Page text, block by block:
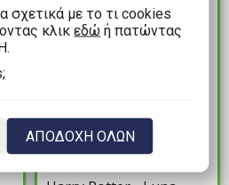
24,99€
σχετικά με το τι cookies
κλικεδώ ή πατώντας
ΑΠΟΔΟΧΗ ΟΛΩΝ